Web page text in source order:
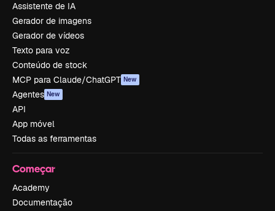
Assistente de IA
Gerador de imagens
Gerador de vídeos
Texto para voz
Conteúdo de stock
MCP para Claude/ChatGPT New
Agentes New
API
App móvel
Todas as ferramentas
Começar
Academy
Documentação